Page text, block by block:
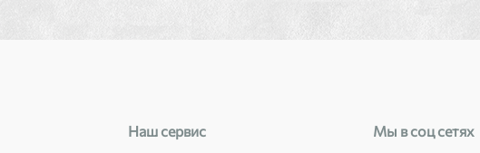
Наш сервис
Мы в соц сетях